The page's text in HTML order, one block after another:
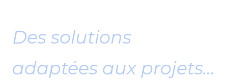
C
u
Des solutions
adaptées aux projets…